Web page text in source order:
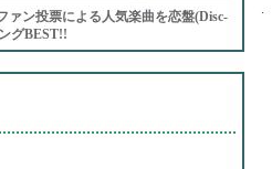
ァン投票による人気楽曲を恋盤(Disc-
グBEST!!
.